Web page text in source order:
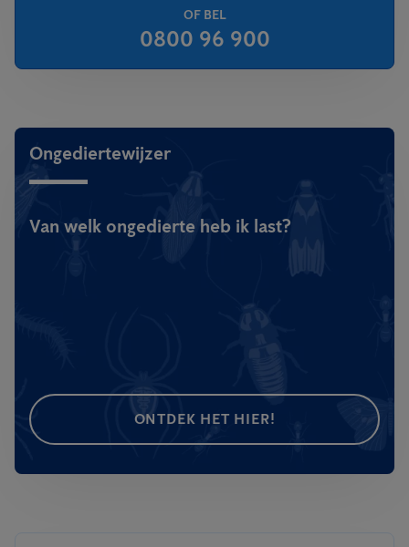
OF BEL
0800 96 900
Ongediertewijzer
Van welk ongedierte heb ik last?
ONTDEK HET HIER!